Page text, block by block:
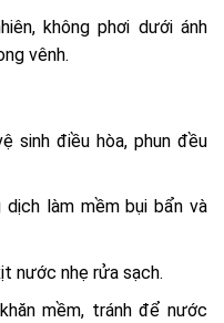
không phơi dưới ánh
vênh.
sinh điều hòa, phun đều
làm mềm bụi bẩn và
nước nhẹ rửa sạch.
mềm, tránh để nước